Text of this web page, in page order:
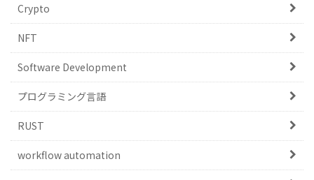
Crypto
NFT
Software Development
プログラミング言語
RUST
workflow automation